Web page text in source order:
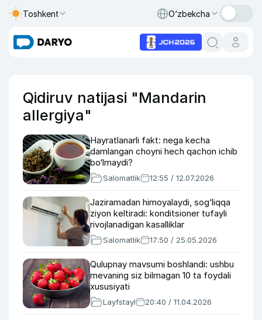
Toshkent O‘zbekcha
Qidiruv natijasi "Mandarin
allergiya"
Hayratlanarli fakt: nega kecha
damlangan choyni hech qachon ichib
bo‘lmaydi?
Salomatlik 12:55 / 12.07.2026
Jaziramadan himoyalaydi, sog‘liqqa
ziyon keltiradi: konditsioner tufayli
rivojlanadigan kasalliklar
Salomatlik 17:50 / 25.05.2026
Qulupnay mavsumi boshlandi: ushbu
mevaning siz bilmagan 10 ta foydali
xususiyati
Layfstayl 20:40 / 11.04.2026